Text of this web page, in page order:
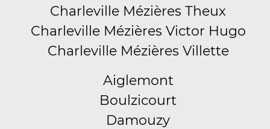
Charleville Mézières Theux
Charleville Mézières Victor Hugo
Charleville Mézières Villette
Aiglemont
Boulzicourt
Damouzy